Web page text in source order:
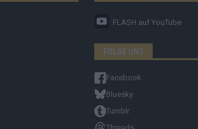
FLASH auf YouTube
FOLGE UNS
Facebook
Bluesky
Tumblr